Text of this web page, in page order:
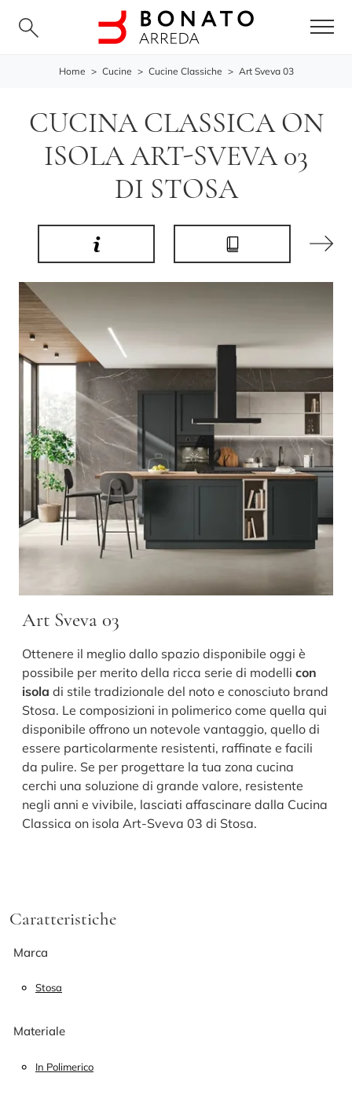
Home > Cucine > Cucine Classiche > Art Sveva 03
CUCINA CLASSICA ON
ISOLA ART-SVEVA 03
DI STOSA
Art Sveva 03
Ottenere il meglio dallo spazio disponibile oggi è
possibile per merito della ricca serie di modelli con
isola di stile tradizionale del noto e conosciuto brand
Stosa. Le composizioni in polimerico come quella qui
disponibile offrono un notevole vantaggio, quello di
essere particolarmente resistenti, raffinate e facili
da pulire. Se per progettare la tua zona cucina
cerchi una soluzione di grande valore, resistente
negli anni e vivibile, lasciati affascinare dalla Cucina
Classica on isola Art-Sveva 03 di Stosa.
Caratteristiche
Marca
Stosa
Materiale
In Polimerico